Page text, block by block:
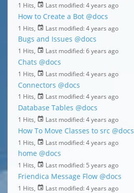
1 Hits, Last modified: 4 years ago
How to Create a Bot @docs
1 Hits, Last modified: 4 years ago
Bugs and Issues @docs
1 Hits, Last modified: 6 years ago
Chats @docs
1 Hits, Last modified: 4 years ago
Connectors @docs
1 Hits, Last modified: 4 years ago
Database Tables @docs
1 Hits, Last modified: 4 years ago
How To Move Classes to src @docs
1 Hits, Last modified: 4 years ago
home @docs
1 Hits, Last modified: 5 years ago
Friendica Message Flow @docs
1 Hits, Last modified: 4 years ago